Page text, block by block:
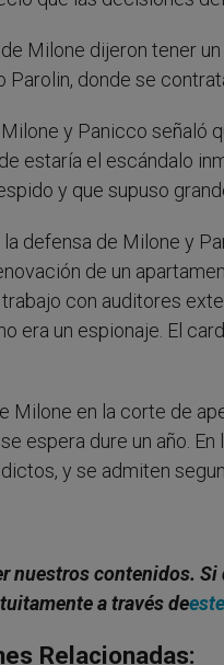
Milone dijeron tener
Parolin, donde se
y Panicco señaló
estaría el escándalo
y que supuso
defensa de Milone y
de un
trabajo con auditores
era un espionaje. El
Milone en la corte de
espera dure un año.
y se admiten
nuestros contenidos.
a través de
Relacionadas: